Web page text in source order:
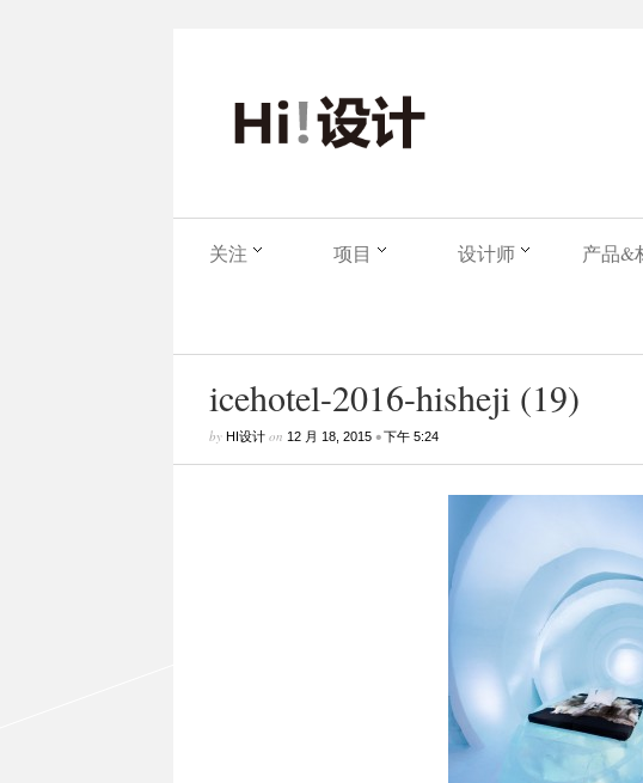
关注 项目 设计师 产品&
icehotel-2016-hisheji (19)
by HI设计on 12 月 18, 2015•下午 5:24